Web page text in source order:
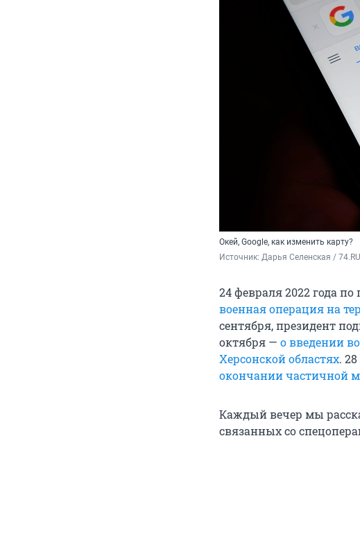
Окей, Google, как изменить карту?
Источник: Дарья Селенская / 74.RU
24 февраля 2022 года
военная операция на
сентября, президент
октября — о введении
Херсонской областях.
окончании частичной
Каждый вечер мы
связанных со